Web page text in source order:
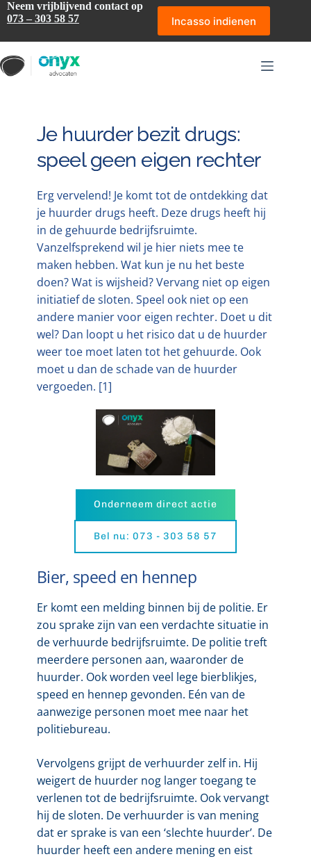
Ga
naar
inhoud
Neem vrijblijvend contact op
073 – 303 58 57
Incasso indienen
Je huurder bezit drugs:
speel geen eigen rechter
Erg vervelend! Je komt tot de ontdekking dat
je huurder drugs heeft. Deze drugs heeft hij
in de gehuurde bedrijfsruimte.
Vanzelfsprekend wil je hier niets mee te
maken hebben. Wat kun je nu het beste
doen? Wat is wijsheid? Vervang niet op eigen
initiatief de sloten. Speel ook niet op een
andere manier voor eigen rechter. Doet u dit
wel? Dan loopt u het risico dat u de huurder
weer toe moet laten tot het gehuurde. Ook
moet u dan de schade van de huurder
vergoeden. [1]
Onderneem direct actie
Bel nu: 073 - 303 58 57
Bier, speed en hennep
Er komt een melding binnen bij de politie. Er
zou sprake zijn van een verdachte situatie in
de verhuurde bedrijfsruimte. De politie treft
meerdere personen aan, waaronder de
huurder. Ook worden veel lege bierblikjes,
speed en hennep gevonden. Eén van de
aanwezige personen moet mee naar het
politiebureau.
Vervolgens grijpt de verhuurder zelf in. Hij
weigert de huurder nog langer toegang te
verlenen tot de bedrijfsruimte. Ook vervangt
hij de sloten. De verhuurder is van mening
dat er sprake is van een ‘slechte huurder’. De
huurder heeft een andere mening en eist